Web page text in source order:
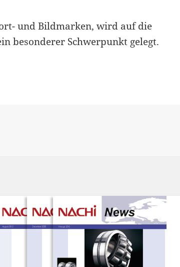
und Bildmarken, wird auf die
besonderer Schwerpunkt gelegt.